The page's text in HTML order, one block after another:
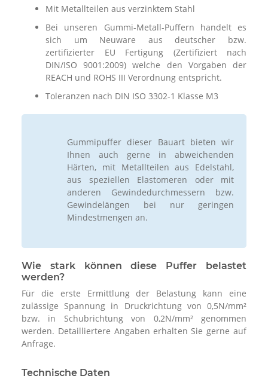
Mit Metallteilen aus verzinktem Stahl
Bei unseren Gummi-Metall-Puffern handelt es
sich um Neuware aus deutscher bzw.
zertifizierter EU Fertigung (Zertifiziert nach
DIN/ISO 9001:2009) welche den Vorgaben der
REACH und ROHS III Verordnung entspricht.
Toleranzen nach DIN ISO 3302-1 Klasse M3
Gummipuffer dieser Bauart bieten wir
Ihnen auch gerne in abweichenden
Härten, mit Metallteilen aus Edelstahl,
aus speziellen Elastomeren oder mit
anderen Gewindedurchmessern bzw.
Gewindelängen bei nur geringen
Mindestmengen an.
Wie stark können diese Puffer belastet
werden?
Für die erste Ermittlung der Belastung kann eine
zulässige Spannung in Druckrichtung von 0,5N/mm²
bzw. in Schubrichtung von 0,2N/mm² genommen
werden. Detailliertere Angaben erhalten Sie gerne auf
Anfrage.
Technische Daten